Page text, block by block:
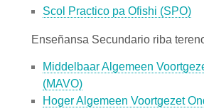
Scol Practico pa Ofishi (SPO)
Enseñansa Secundario riba
Middelbaar Algemeen
(MAVO)
Hoger Algemeen Voortgezet